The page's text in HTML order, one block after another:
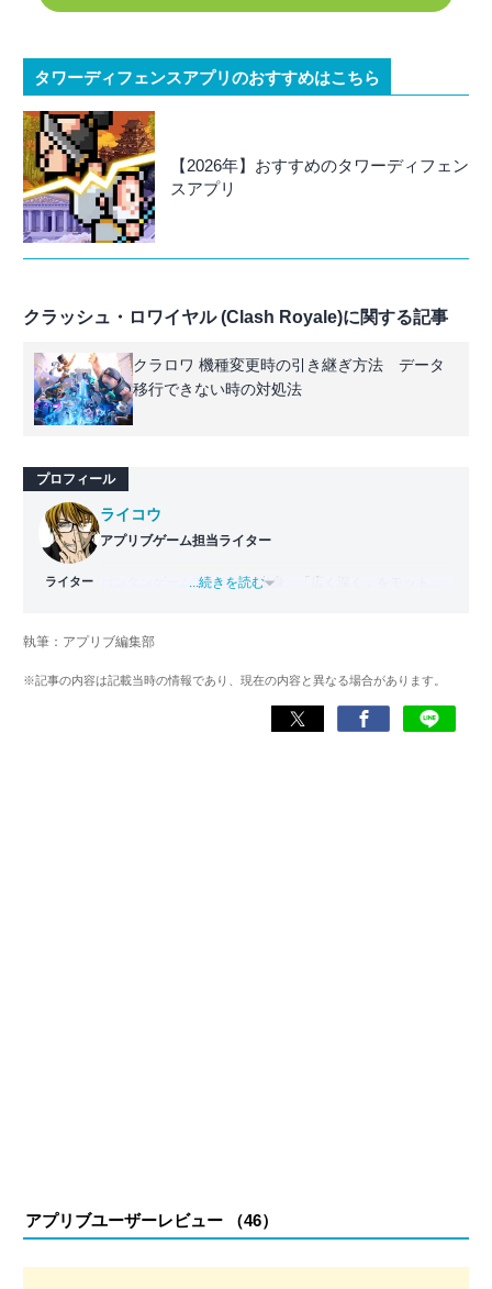
タワーディフェンスアプリのおすすめはこちら
【2026年】おすすめのタワーディフェン
スアプリ
クラッシュ・ロワイヤル (Clash Royale)に関する記事
クラロワ 機種変更時の引き継ぎ方法 データ
移行できない時の対処法
プロフィール
ライター
ライコウ
アプリブゲーム担当ライター
バンタンゲームアカデミー 出身。「広く深く」をモットー
ゲームだけでも1,000本以上。ゲーム開発者を目指した経験
くして面白さを引き出し、人々に伝えるためゲームライタ
...続きを読む
執筆：アプリブ編集部
※記事の内容は記載当時の情報であり、現在の内容と異なる場合があります。
アプリブユーザーレビュー （46）